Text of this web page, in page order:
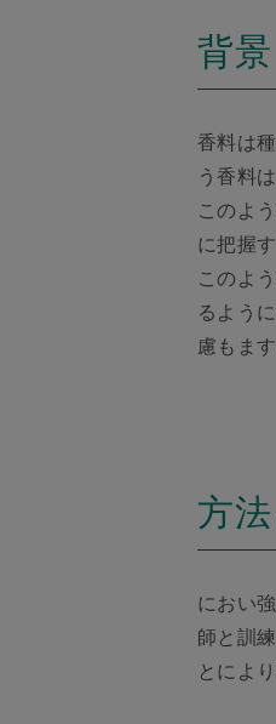
背景
香料は
う香料
このよ
に把握
このよ
るよう
慮もま
方
におい
師と訓
とによ